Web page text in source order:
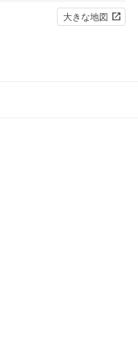
大きな地図